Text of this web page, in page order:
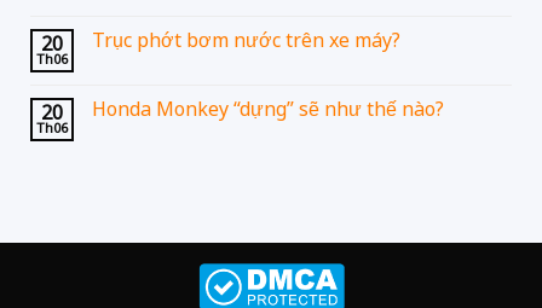
20
Th06
Trục phớt bơm nước trên xe máy?
20
Th06
Honda Monkey “dựng” sẽ như thế nào?